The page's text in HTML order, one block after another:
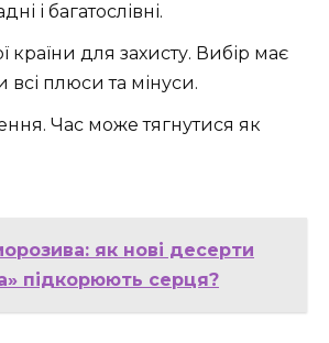
і багатослівні.
країни для захисту. Вибір має
всі плюси та мінуси.
Час може тягнутися як
як нові десерти
підкорюють серця?